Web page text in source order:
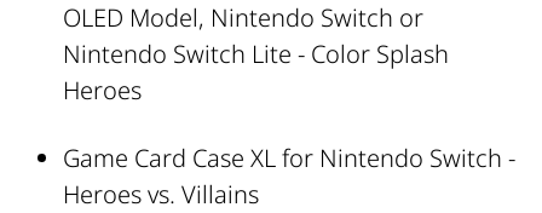
OLED Model, Nintendo Switch or
Nintendo Switch Lite - Color Splash
Heroes
Game Card Case XL for Nintendo Switch -
Heroes vs. Villains